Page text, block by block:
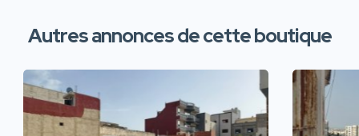
Autres annonces de cette boutique